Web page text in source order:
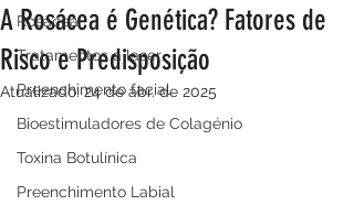
Rosácea
Tratamentos a laser
Preenchimento facial
Bioestimuladores de Colagénio
Toxina Botulínica
Preenchimento Labial
A Rosácea é Genética? Fatores de
Risco e Predisposição
Atualizado:24 de abr. de 2025